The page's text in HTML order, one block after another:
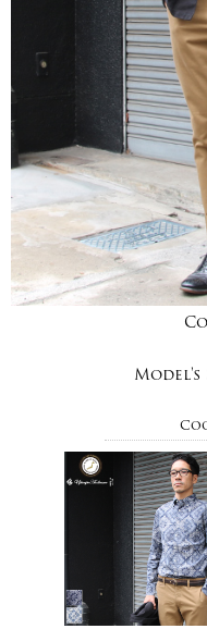
Model's